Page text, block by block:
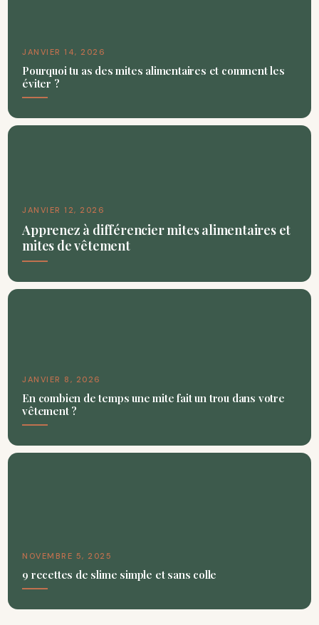
JANVIER 14, 2026
Pourquoi tu as des mites alimentaires et comment les
éviter ?
JANVIER 12, 2026
Apprenez à différencier mites alimentaires et
mites de vêtement
JANVIER 8, 2026
En combien de temps une mite fait un trou dans votre
vêtement ?
NOVEMBRE 5, 2025
9 recettes de slime simple et sans colle